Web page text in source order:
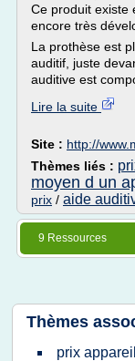
Ce produit existe
encore très
La prothèse est
auditif, juste
auditive est
Lire la suite
Site : http://
Thèmes liés :
moyen d un
prix / aide
9 Ressources
Thèmes
prix